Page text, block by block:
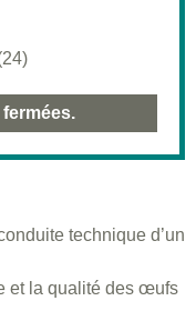
technique d’un
et la qualité des œufs